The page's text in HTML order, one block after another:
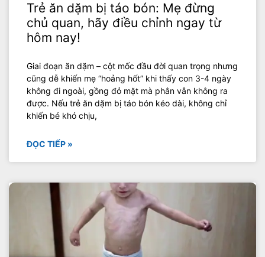
Trẻ ăn dặm bị táo bón: Mẹ đừng
chủ quan, hãy điều chỉnh ngay từ
hôm nay!
Giai đoạn ăn dặm – cột mốc đầu đời quan trọng nhưng
cũng dễ khiến mẹ “hoảng hốt” khi thấy con 3-4 ngày
không đi ngoài, gồng đỏ mặt mà phân vẫn không ra
được. Nếu trẻ ăn dặm bị táo bón kéo dài, không chỉ
khiến bé khó chịu,
ĐỌC TIẾP »